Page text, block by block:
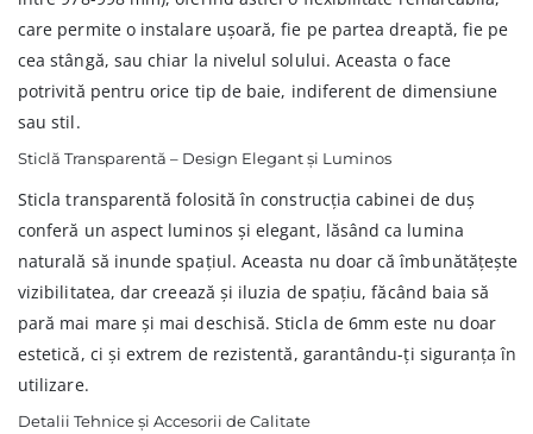
care permite o instalare ușoară, fie pe partea dreaptă, fie pe
cea stângă, sau chiar la nivelul solului. Aceasta o face
potrivită pentru orice tip de baie, indiferent de dimensiune
sau stil.
Sticlă Transparentă – Design Elegant și Luminos
Sticla transparentă folosită în construcția cabinei de duș
conferă un aspect luminos și elegant, lăsând ca lumina
naturală să inunde spațiul. Aceasta nu doar că îmbunătățește
vizibilitatea, dar creează și iluzia de spațiu, făcând baia să
pară mai mare și mai deschisă. Sticla de 6mm este nu doar
estetică, ci și extrem de rezistentă, garantându-ți siguranța în
utilizare.
Detalii Tehnice și Accesorii de Calitate